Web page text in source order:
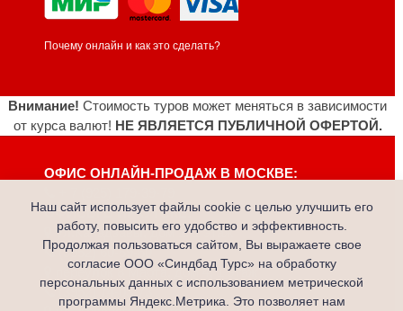
Почему онлайн и как это сделать?
Наш сайт использует файлы cookie с целью улучшить его
работу, повысить его удобство и эффективность.
Продолжая пользоваться сайтом, Вы выражаете свое
согласие ООО «Синдбад Турс» на обработку
персональных данных с использованием метрической
программы Яндекс.Метрика. Это позволяет нам
Внимание! Стоимость туров может меняться в зависимости
от курса валют! НЕ ЯВЛЯЕТСЯ ПУБЛИЧНОЙ ОФЕРТОЙ.
ОФИС ОНЛАЙН-ПРОДАЖ В МОСКВЕ:
ОФИСЫ В ИРКУТСКЕ:
ул.Канадзавы, дом 1, 1 этаж
(3952) 60-59-60
переулок 8 Марта, дом 4, 1 этаж
(3952) 74-03-73